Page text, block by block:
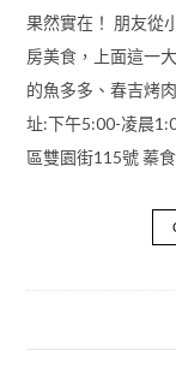
果然實在！ 朋友從
房美食，上面這一
的魚多多、春吉烤
址:下午5:00-凌晨
區雙園街115號 蓁